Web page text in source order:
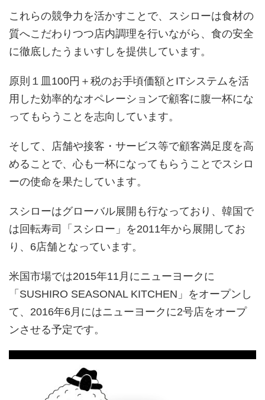
これらの競争力を活かすことで、スシローは食材の
質へこだわりつつ店内調理を行いながら、食の安全
に徹底したうまいすしを提供しています。
原則１皿100円＋税のお手頃価額とITシステムを活
用した効率的なオペレーションで顧客に腹一杯にな
ってもらうことを志向しています。
そして、店舗や接客・サービス等で顧客満足度を高
めることで、心も一杯になってもらうことでスシロ
ーの使命を果たしています。
スシローはグローバル展開も行なっており、韓国で
は回転寿司「スシロー」を2011年から展開してお
り、6店舗となっています。
米国市場では2015年11月にニューヨークに
「SUSHIRO SEASONAL KITCHEN」をオープンし
て、2016年6月にはニューヨークに2号店をオープ
ンさせる予定です。